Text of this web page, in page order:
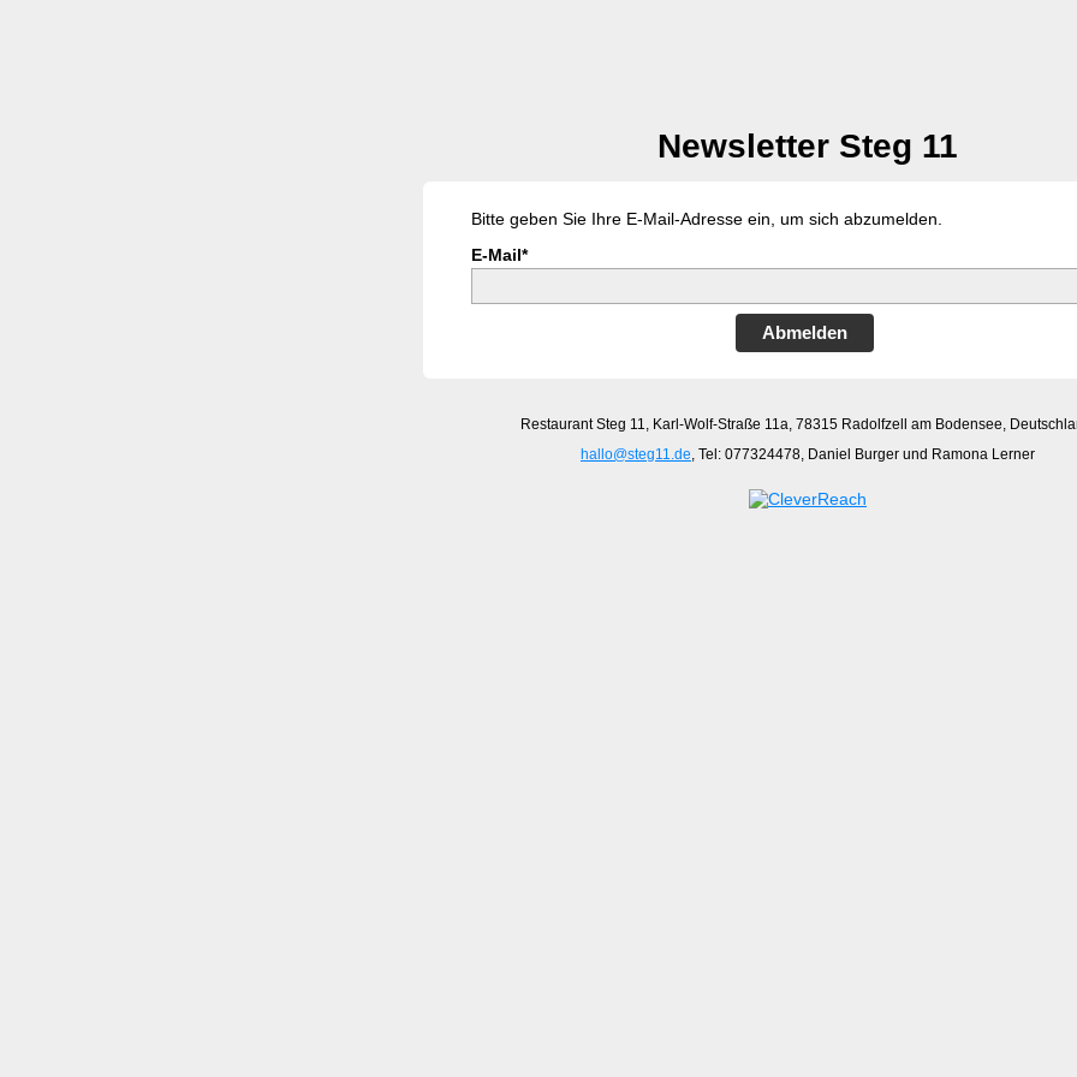
Newsletter Steg 11
Bitte geben Sie Ihre E-Mail-Adresse ein, um sich abzumelden.
E-Mail*
Abmelden
Restaurant Steg 11, Karl-Wolf-Straße 11a, 78315 Radolfzell am Bodensee,
hallo@steg11.de, Tel: 077324478, Daniel Burger und Ramona Lerner